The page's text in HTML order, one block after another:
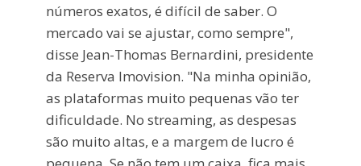
números exatos, é difícil de saber. O
mercado vai se ajustar, como sempre",
disse Jean-Thomas Bernardini, presidente
da Reserva Imovision. "Na minha opinião,
as plataformas muito pequenas vão ter
dificuldade. No streaming, as despesas
são muito altas, e a margem de lucro é